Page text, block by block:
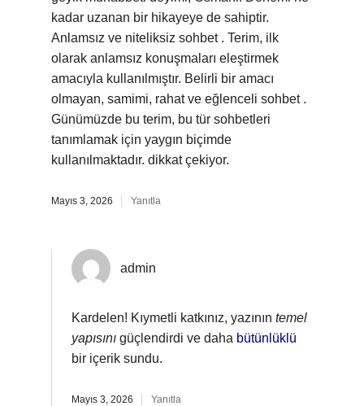
kadar uzanan bir hikayeye de sahiptir.
Anlamsız ve niteliksiz sohbet . Terim, ilk
olarak anlamsız konuşmaları eleştirmek
amacıyla kullanılmıştır. Belirli bir amacı
olmayan, samimi, rahat ve eğlenceli sohbet .
Günümüzde bu terim, bu tür sohbetleri
tanımlamak için yaygın biçimde
kullanılmaktadır. dikkat çekiyor.
Mayıs 3, 2026 Yanıtla
admin
Kardelen! Kıymetli katkınız, yazının temel
yapısını güçlendirdi ve daha bütünlüklü
bir içerik sundu.
Mayıs 3, 2026 Yanıtla